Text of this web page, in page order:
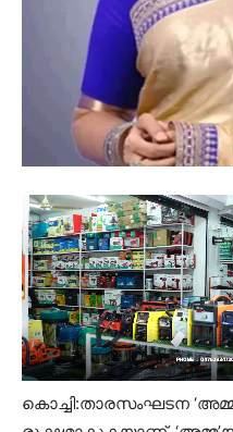
കൊച്ചി:താരസംഘടന